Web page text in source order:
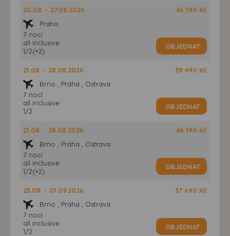
20.08. - 27.08.2026
Praha
7 nocí
all inclusive
1/2(+2)
46 190 Kč
OBJEDNAT
21.08. - 28.08.2026
Brno , Praha , Ostrava
7 nocí
all inclusive
1/2
39 490 Kč
OBJEDNAT
21.08. - 28.08.2026
Brno , Praha , Ostrava
7 nocí
all inclusive
1/2(+2)
46 190 Kč
OBJEDNAT
25.08. - 01.09.2026
Brno , Praha , Ostrava
7 nocí
all inclusive
1/2
37 690 Kč
OBJEDNAT